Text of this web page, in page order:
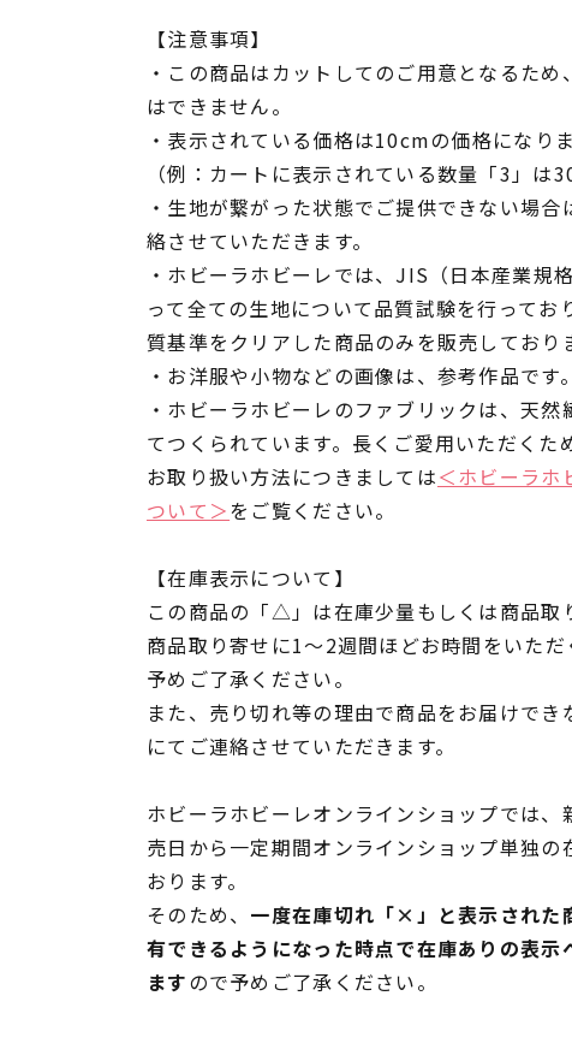
【注意事項】
・この商品はカットしてのご用意となるた
はできません。
・表示されている価格は10cmの価格になりま
（例：カートに表示されている数量「3」は
・生地が繋がった状態でご提供できない場
絡させていただきます。
・ホビーラホビーレでは、JIS（日本産業規
って全ての生地について品質試験を行ってお
質基準をクリアした商品のみを販売しており
・お洋服や小物などの画像は、参考作品です。
・ホビーラホビーレのファブリックは、天然
てつくられています。長くご愛用いただくた
お取り扱い方法につきましては＜ホビーラホ
ついて＞をご覧ください。
【在庫表示について】
この商品の「△」は在庫少量もしくは商品取
商品取り寄せに1～2週間ほどお時間をいた
予めご了承ください。
また、売り切れ等の理由で商品をお届けでき
にてご連絡させていただきます。
ホビーラホビーレオンラインショップでは、
売日から一定期間オンラインショップ単独の
おります。
そのため、 一度在庫切れ「×」と表示された
有できるようになった時点で在庫ありの表示
ますので予めご了承ください。